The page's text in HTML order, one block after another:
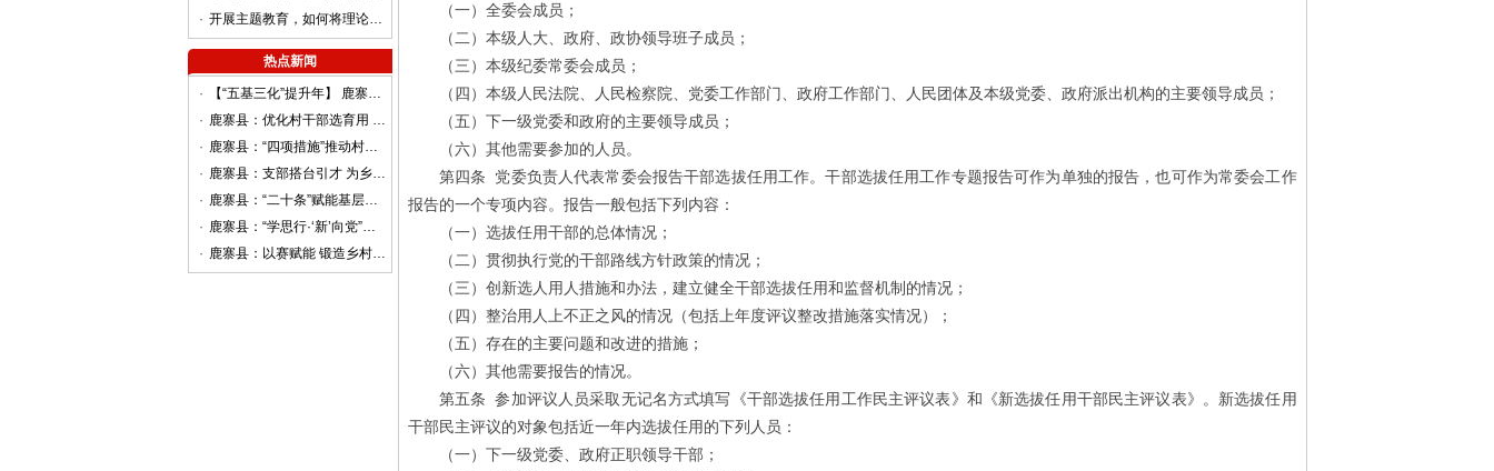
·
开展主题教育，如何将理论学习贯穿始终
热点新闻
·
【“五基三化”提升年】 鹿寨县：答好“驻村先锋”考卷 奏响“群众满意”强音
·
鹿寨县：优化村干部选育用 做强乡村振兴主力军
·
鹿寨县：“四项措施”推动村级集体经济发展
·
鹿寨县：支部搭台引才 为乡村振兴赋能增速
·
鹿寨县：“二十条”赋能基层党建提质聚力
·
鹿寨县：“学思行·‘新’向党”，推动党的二十大精神在两新组织中落地生根
·
鹿寨县：以赛赋能 锻造乡村振兴硬核队伍
（一）全委会成员；
（二）本级人大、政府、政协领导班子成员；
（三）本级纪委常委会成员；
（四）本级人民法院、人民检察院、党委工作部门、政府工作部门、人民团体及本级党委、政府派出机构的主要领导成员；
（五）下一级党委和政府的主要领导成员；
（六）其他需要参加的人员。
第四条 党委负责人代表常委会报告干部选拔任用工作。干部选拔任用工作专题报告可作为单独的报告，也可作为常委会工作
报告的一个专项内容。报告一般包括下列内容：
（一）选拔任用干部的总体情况；
（二）贯彻执行党的干部路线方针政策的情况；
（三）创新选人用人措施和办法，建立健全干部选拔任用和监督机制的情况；
（四）整治用人上不正之风的情况（包括上年度评议整改措施落实情况）；
（五）存在的主要问题和改进的措施；
（六）其他需要报告的情况。
第五条 参加评议人员采取无记名方式填写《干部选拔任用工作民主评议表》和《新选拔任用干部民主评议表》。新选拔任用
干部民主评议的对象包括近一年内选拔任用的下列人员：
（一）下一级党委、政府正职领导干部；